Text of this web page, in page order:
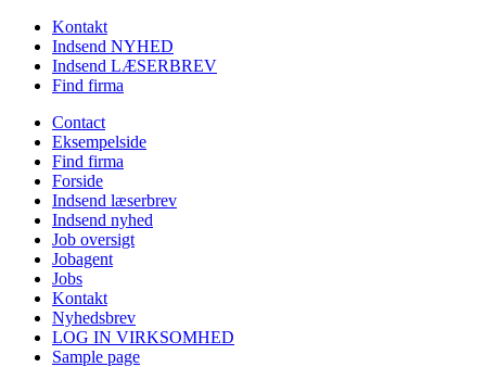
Kontakt
Indsend NYHED
Indsend LÆSERBREV
Find firma
Contact
Eksempelside
Find firma
Forside
Indsend læserbrev
Indsend nyhed
Job oversigt
Jobagent
Jobs
Kontakt
Nyhedsbrev
LOG IN VIRKSOMHED
Sample page